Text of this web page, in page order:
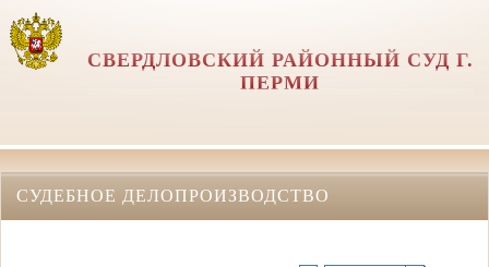
СВЕРДЛОВСКИЙ РАЙОННЫЙ СУД Г.
ПЕРМИ
СУДЕБНОЕ ДЕЛОПРОИЗВОДСТВО